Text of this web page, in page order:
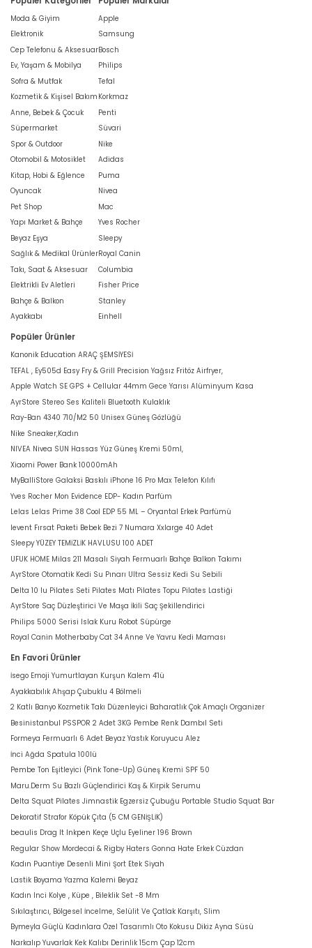
Moda & Giyim
Elektronik
Cep Telefonu & Aksesuar
Ev, Yaşam & Mobilya
Sofra & Mutfak
Kozmetik & Kişisel Bakım
Anne, Bebek & Çocuk
Süpermarket
Spor & Outdoor
Otomobil & Motosiklet
Kitap, Hobi & Eğlence
Oyuncak
Pet Shop
Yapı Market & Bahçe
Beyaz Eşya
Sağlık & Medikal Ürünler
Takı, Saat & Aksesuar
Elektrikli Ev Aletleri
Bahçe & Balkon
Ayakkabı
Apple
Samsung
Bosch
Philips
Tefal
Korkmaz
Penti
Süvari
Nike
Adidas
Puma
Nivea
Mac
Yves Rocher
Sleepy
Royal Canin
Columbia
Fisher Price
Stanley
Einhell
Popüler Ürünler
Kanonik Education ARAÇ ŞEMSİYESİ
TEFAL , Ey505d Easy Fry & Grill Precision Yağsız Fritöz Airfryer,
Apple Watch SE GPS + Cellular 44mm Gece Yarısı Alüminyum Kasa
AyrStore Stereo Ses Kaliteli Bluetooth Kulaklık
Ray-Ban 4340 710/M2 50 Unisex Güneş Gözlüğü
Nike Sneaker,Kadın
NIVEA Nivea SUN Hassas Yüz Güneş Kremi 50ml,
Xiaomi Power Bank 10000mAh
MyBalliStore Galaksi Baskılı iPhone 16 Pro Max Telefon Kılıfı
Yves Rocher Mon Evidence EDP- Kadın Parfüm
Lelas Lelas Prime 38 Cool EDP 55 ML – Oryantal Erkek Parfümü
levent Fırsat Paketi Bebek Bezi 7 Numara Xxlarge 40 Adet
Sleepy YÜZEY TEMİZLİK HAVLUSU 100 ADET
UFUK HOME Milas 211 Masalı Siyah Fermuarlı Bahçe Balkon Takımı
AyrStore Otomatik Kedi Su Pınarı Ultra Sessiz Kedi Su Sebili
Delta 10 lu Pilates Seti Pilates Matı Pilates Topu Pilates Lastiği
AyrStore Saç Düzleştirici Ve Maşa İkili Saç Şekillendirici
Philips 5000 Serisi Islak Kuru Robot Süpürge
Royal Canin Motherbaby Cat 34 Anne Ve Yavru Kedi Maması
En Favori Ürünler
İsego Emoji Yumurtlayan Kurşun Kalem 4'lü
Ayakkabılık Ahşap Çubuklu 4 Bölmeli
2 Katlı Banyo Kozmetik Takı Düzenleyici Baharatlık Çok Amaçlı Organizer
Besinistanbul PSSPOR 2 Adet 3KG Pembe Renk Dambıl Seti
Formeya Fermuarlı 6 Adet Beyaz Yastık Koruyucu Alez
İnci Ağda Spatula 100lü
Pembe Ton Eşitleyici (Pink Tone-Up) Güneş Kremi SPF 50
Maru.Derm Su Bazlı Güçlendirici Kaş & Kirpik Serumu
Delta Squat Pilates Jimnastik Egzersiz Çubuğu Portable Studio Squat Bar
Dekoratif Strafor Köpük Çıta (5 CM GENİŞLİK)
beaulis Drag It Inkpen Keçe Uçlu Eyeliner 196 Brown
Regular Show Mordecai & Rigby Haters Gonna Hate Erkek Cüzdan
Kadın Puantiye Desenli Mini Şort Etek Siyah
Lastik Boyama Yazma Kalemi Beyaz
Kadın Inci Kolye , Küpe , Bileklik Set -8 Mm
Sıkılaştırıcı, Bölgesel İncelme, Selülit Ve Çatlak Karşıtı, Slim
Bymeyla Güçlü Kadınlara Özel Tasarımlı Oto Kokusu Dikiz Ayna Süsü
Narkalıp Yuvarlak Kek Kalıbı Derinlik 15cm Çap 12cm